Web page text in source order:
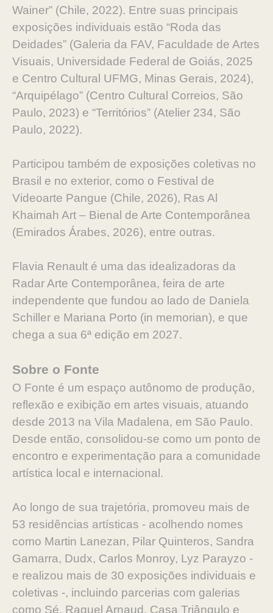
Wainer” (Chile, 2022). Entre suas principais
exposições individuais estão “Roda das
Deidades” (Galeria da FAV, Faculdade de Artes
Visuais, Universidade Federal de Goiás, 2025
e Centro Cultural UFMG, Minas Gerais, 2024),
“Arquipélago” (Centro Cultural Correios, São
Paulo, 2023) e “Territórios” (Atelier 234, São
Paulo, 2022).
Participou também de exposições coletivas no
Brasil e no exterior, como o Festival de
Videoarte Pangue (Chile, 2026), Ras Al
Khaimah Art – Bienal de Arte Contemporânea
(Emirados Árabes, 2026), entre outras.
Flavia Renault é uma das idealizadoras da
Radar Arte Contemporânea, feira de arte
independente que fundou ao lado de Daniela
Schiller e Mariana Porto (in memorian), e que
chega a sua 6ª edição em 2027.
Sobre o Fonte
O Fonte é um espaço autônomo de produção,
reflexão e exibição em artes visuais, atuando
desde 2013 na Vila Madalena, em São Paulo.
Desde então, consolidou-se como um ponto de
encontro e experimentação para a comunidade
artística local e internacional.
Ao longo de sua trajetória, promoveu mais de
53 residências artísticas - acolhendo nomes
como Martin Lanezan, Pilar Quinteros, Sandra
Gamarra, Dudx, Carlos Monroy, Lyz Parayzo -
e realizou mais de 30 exposições individuais e
coletivas -, incluindo parcerias com galerias
como Sé, Raquel Arnaud, Casa Triângulo e